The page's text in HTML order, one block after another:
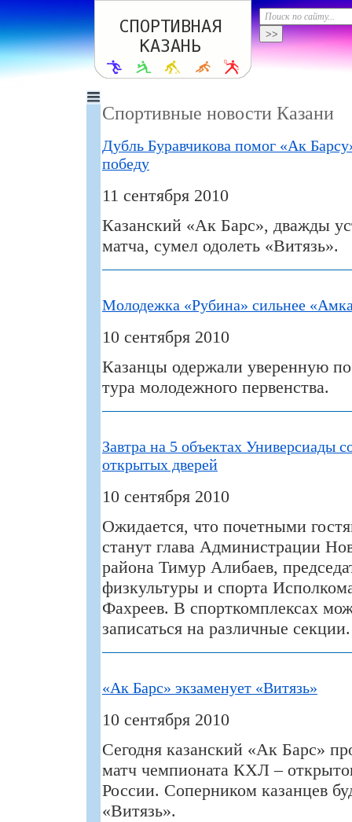
Спортивные новости Казани
Дубль Буравчикова помог «Ак
победу
11 сентября 2010
Казанский «Ак Барс», дважды
матча, сумел одолеть «Витязь».
Молодежка «Рубина» сильнее
10 сентября 2010
Казанцы одержали уверенную
тура молодежного первенства.
Завтра на 5 объектах Универсиады
открытых дверей
10 сентября 2010
Ожидается, что почетными
станут глава Администрации
района Тимур Алибаев,
физкультуры и спорта
Фахреев. В спорткомплексах
записаться на различные секции.
«Ак Барс» экзаменует «Витязь»
10 сентября 2010
Сегодня казанский «Ак Барс»
матч чемпионата КХЛ –
России. Соперником казанцев
«Витязь».